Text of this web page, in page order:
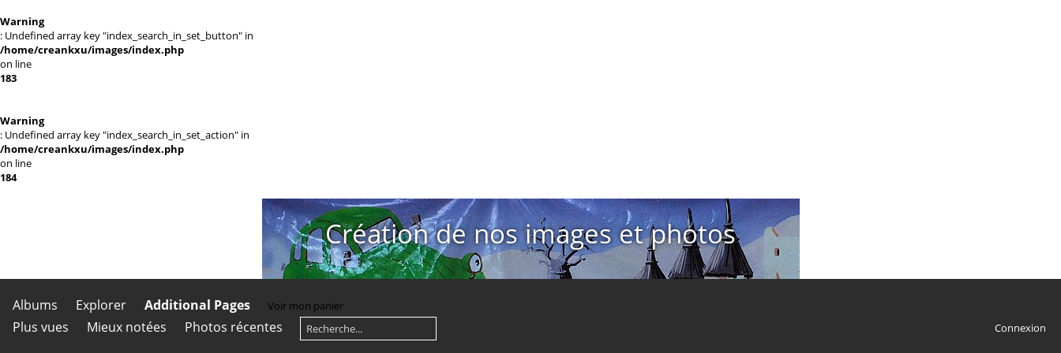
Warning
: Undefined array key "index_search_in_set_button" in
/home/creankxu/images/index.php
on line
183
Warning
: Undefined array key "index_search_in_set_action" in
/home/creankxu/images/index.php
on line
184
Création de nos images et photos
Albums Explorer Additional Pages Voir mon panier
Plus vues Mieux notées Photos récentes Connexion